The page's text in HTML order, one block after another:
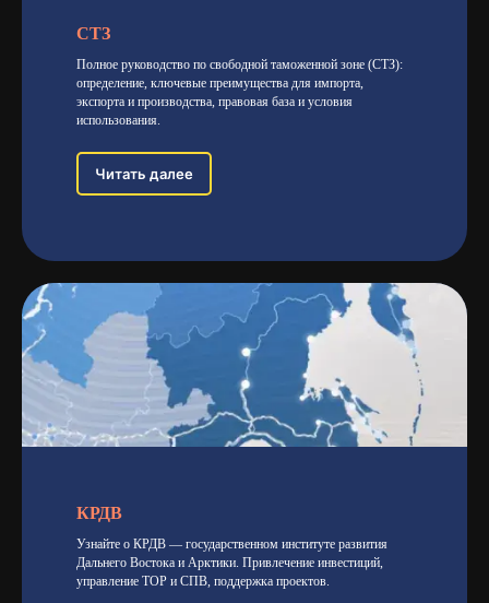
СТЗ
Полное руководство по свободной таможенной зоне (СТЗ):
определение, ключевые преимущества для импорта,
экспорта и производства, правовая база и условия
использования.
Читать далее
КРДВ
Узнайте о КРДВ — государственном институте развития
Дальнего Востока и Арктики. Привлечение инвестиций,
управление ТОР и СПВ, поддержка проектов.